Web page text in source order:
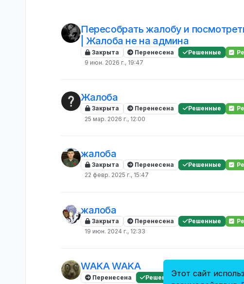
Пересобрать жалобу и
| Жалоба не на админа
Закрыта Перенесена Решенные
9 июн. 2026 г., 19:47
Жалоба
Закрыта Перенесена Решенные
25 мар. 2026 г., 12:00
жалоба
Закрыта Перенесена Решенные
22 февр. 2025 г., 15:47
жалоба
Закрыта Перенесена Решенные
19 июн. 2024 г., 12:33
WAKA WAKA
Перенесена Решенные Решенные
Этот сайт